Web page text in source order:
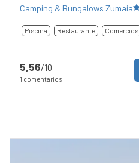
Camping & Bungalows Zumaia
Piscina Restaurante Comercios
5,56/10
1 comentarios